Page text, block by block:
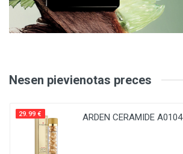
Nesen pievienotas preces
29.99 € ARDEN CERAMIDE